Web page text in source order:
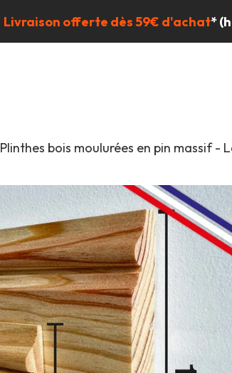
Livraison offerte dès 59€ d'achat*
Plinthes bois moulurées en pin massif -